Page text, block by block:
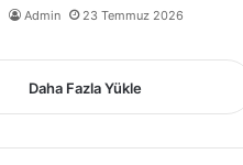
Admin 23 Temmuz 2026
Daha Fazla Yükle